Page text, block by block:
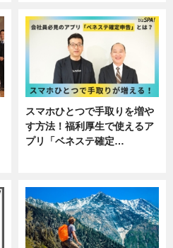
スマホひとつで手取りを増や
す方法！福利厚生で使えるア
プリ「ベネステ確定…